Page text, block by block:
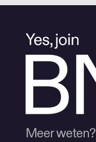
Meer weten?